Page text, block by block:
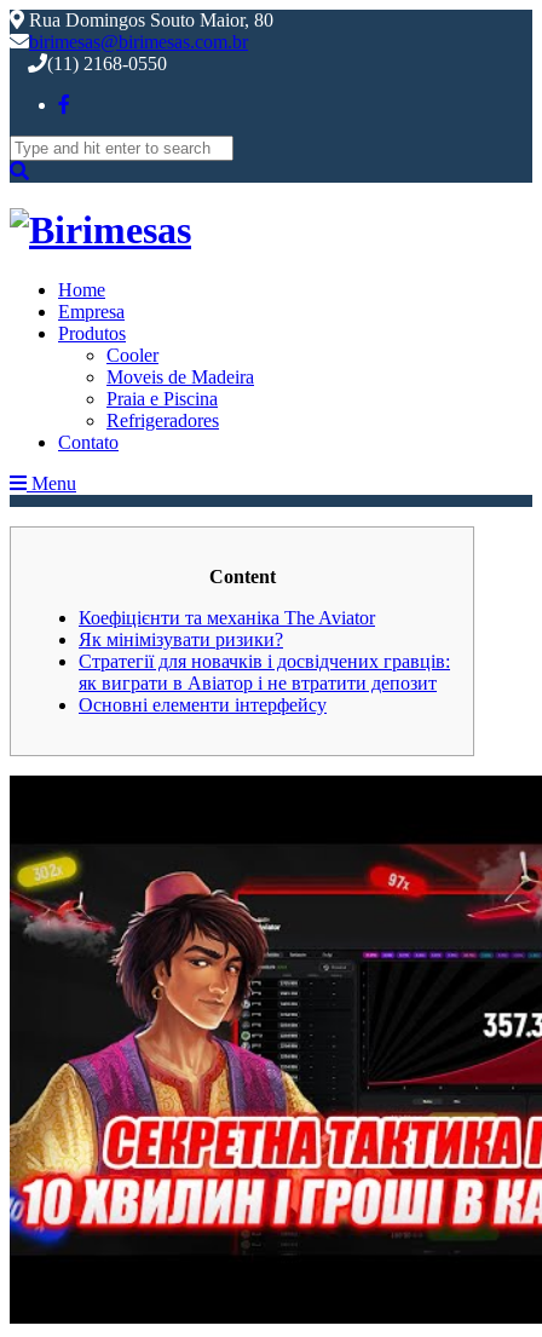
Rua Domingos Souto Maior, 80
birimesas@birimesas.com.br
(11) 2168-0550
Search
for:
Home
Empresa
Produtos
Cooler
Moveis de Madeira
Praia e Piscina
Refrigeradores
Contato
Menu
Content
Коефіцієнти та механіка The Aviator
Як мінімізувати ризики?
Стратегії для новачків і досвідчених гравців:
як виграти в Авіатор і не втратити депозит
Основні елементи інтерфейсу